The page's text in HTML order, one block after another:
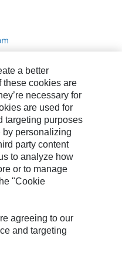
a better
these cookies are
necessary for
are used for
targeting purposes
by personalizing
party content
to analyze how
or to manage
"Cookie
agreeing to our
and targeting